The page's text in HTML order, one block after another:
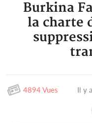
Burkina
la charte
4894 Vues Il y